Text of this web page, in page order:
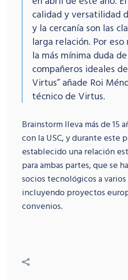
calidad y versatilidad
y la cercanía son las
larga relación. Por
la más mínima duda
compañeros ideales
Virtus” añade Roi
técnico de Virtus.
Brainstorm lleva más de 15
con la USC, y durante este
establecido una relación
para ambas partes, que se
socios tecnológicos a
incluyendo proyectos
convenios.